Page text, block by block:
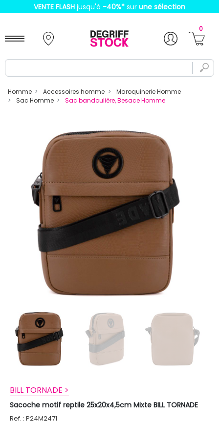
VENTE FLASH jusqu'à -40%* sur une sélection
0
Homme Accessoires homme
Maroquinerie Homme
Sac Homme
Sac bandoulière, Besace Homme
BILL TORNADE >
Sacoche motif reptile 25x20x4,5cm Mixte BILL TORNADE
Ref. : P24M2471